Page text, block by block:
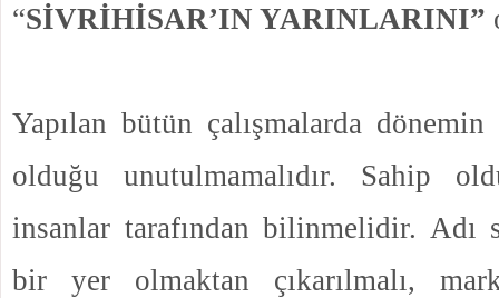
“SİVRİHİSAR’IN YARINLARINI”
Yapılan bütün çalışmalarda dönemin
olduğu unutulmamalıdır. Sahip
insanlar tarafından bilinmelidir. Adı
bir yer olmaktan çıkarılmalı,